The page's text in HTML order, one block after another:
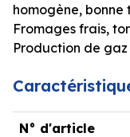
homogène, bonne
Fromages frais,
Production de gaz
N° d'article